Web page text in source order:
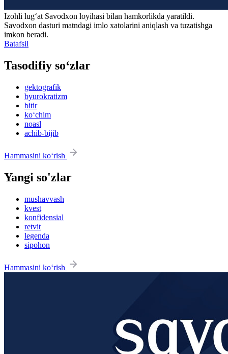
Izohli lugʻat Savodxon loyihasi bilan hamkorlikda yaratildi.
Savodxon dasturi matndagi imlo xatolarini aniqlash va tuzatishga
imkon beradi.
Batafsil
Tasodifiy so‘zlar
gektografik
byurokratizm
bitir
ko‘chim
noasl
achib-bijib
Hammasini ko‘rish
Yangi so'zlar
mushavvash
kvest
konfidensial
retvit
legenda
sipohon
Hammasini ko‘rish